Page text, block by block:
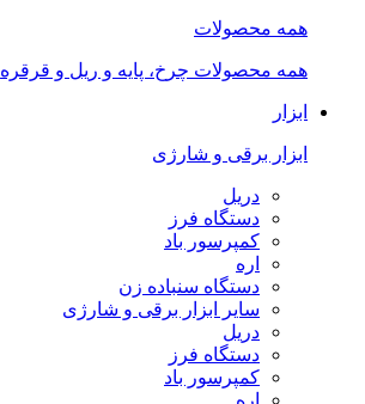
همه محصولات
همه محصولات چرخ، پایه و ریل و قرقره
ابزار
ابزار برقی و شارژی
دریل
دستگاه فرز
کمپرسور باد
اره
دستگاه سنباده زن
سایر ابزار برقی و شارژی
دریل
دستگاه فرز
کمپرسور باد
اره